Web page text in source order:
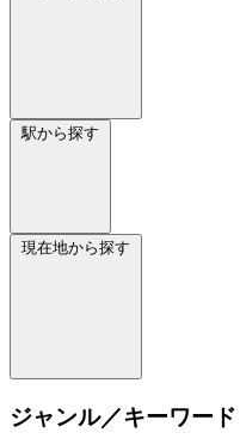
駅から探す
現在地から探す
ジャンル／キーワード